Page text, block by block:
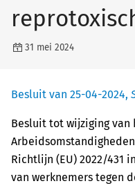
31 mei 2024
Besluit van 25-04-2024,
Besluit tot wijziging van
Richtlijn (EU) 2022/431
van werknemers tegen